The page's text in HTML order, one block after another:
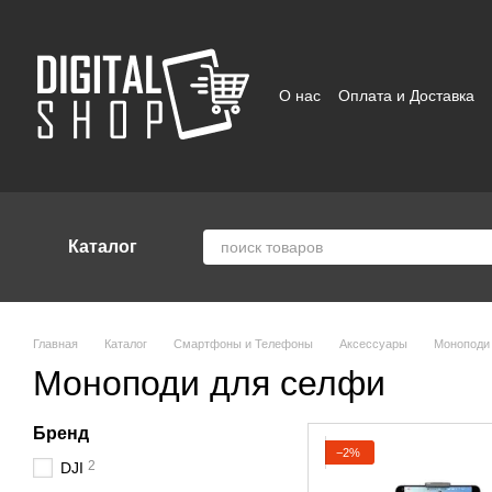
О нас Оплата и Доставка
Каталог
Главная Каталог Смартфоны и Телефоны Аксессуары
Моноподи для селфи
−2%
Бренд
DJI 2